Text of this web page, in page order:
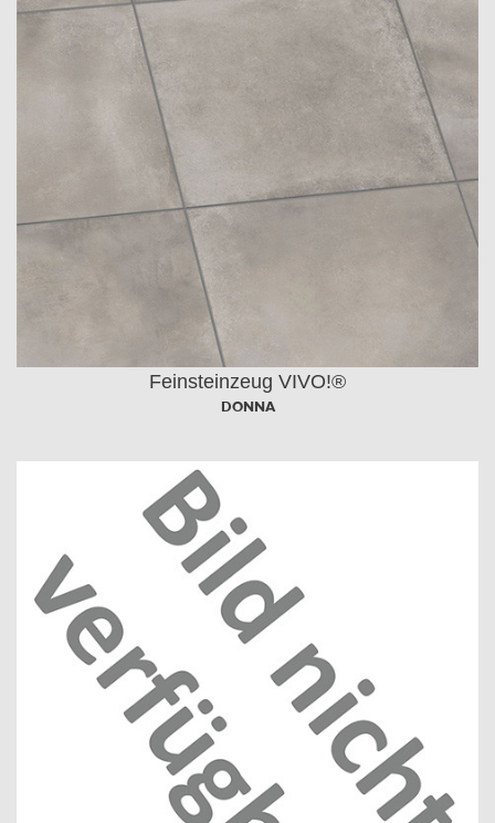
Feinsteinzeug VIVO!®
DONNA